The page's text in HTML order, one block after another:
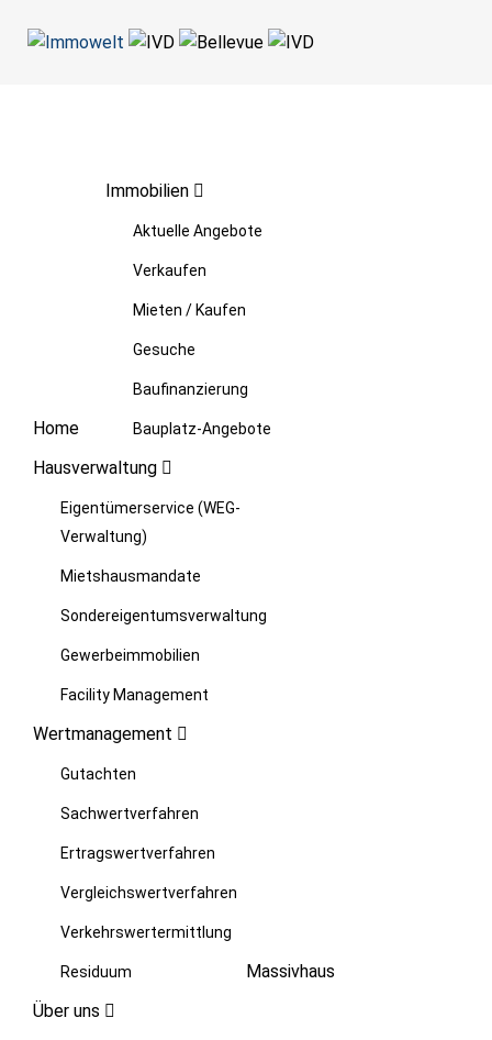
Home
Immobilien
Aktuelle Angebote
Verkaufen
Mieten / Kaufen
Gesuche
Baufinanzierung
Bauplatz-Angebote
Hausverwaltung
Eigentümerservice (WEG-
Verwaltung)
Mietshausmandate
Sondereigentumsverwaltung
Gewerbeimmobilien
Facility Management
Wertmanagement
Gutachten
Sachwertverfahren
Ertragswertverfahren
Vergleichswertverfahren
Verkehrswertermittlung
Residuum
Massivhaus
Über uns